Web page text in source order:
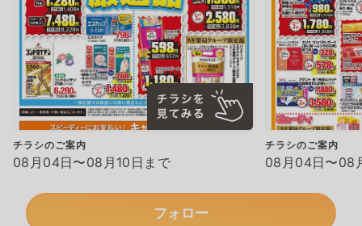
チラシのご案内
08月04日〜08月10日まで
チラシのご案内
08月04日〜08
フォロー